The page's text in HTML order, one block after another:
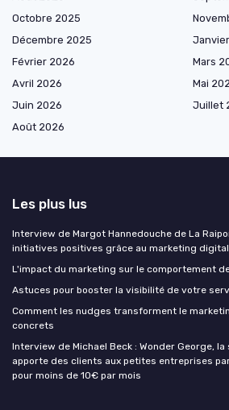
Octobre 2025
Décembre 2025
Février 2026
Mars
Avril 2026
Mai
Juin 2026
Juillet
Août 2026
Les plus lus
Interview de Margot Hannedouche de La
initiatives positives grâce au marketing digital
L'impact du marketing sur le comportement
Astuces pour booster la visibilité de votre
Comment les nudges transforment le
concrets
Interview de Michael Beck : Wonder George,
apporte des clients aux petites entreprises
pour moins de 10€ par mois